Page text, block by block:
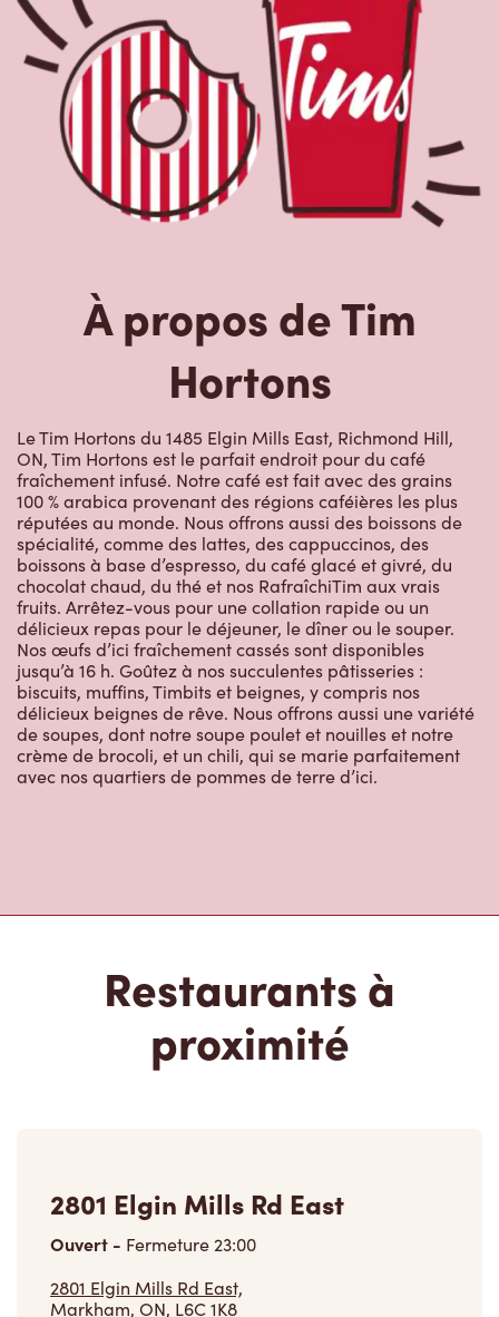
À propos de Tim
Hortons
Le Tim Hortons du 1485 Elgin Mills East, Richmond Hill,
ON, Tim Hortons est le parfait endroit pour du café
fraîchement infusé. Notre café est fait avec des grains
100 % arabica provenant des régions caféières les plus
réputées au monde. Nous offrons aussi des boissons de
spécialité, comme des lattes, des cappuccinos, des
boissons à base d’espresso, du café glacé et givré, du
chocolat chaud, du thé et nos RafraîchiTim aux vrais
fruits. Arrêtez-vous pour une collation rapide ou un
délicieux repas pour le déjeuner, le dîner ou le souper.
Nos œufs d’ici fraîchement cassés sont disponibles
jusqu’à 16 h. Goûtez à nos succulentes pâtisseries :
biscuits, muffins, Timbits et beignes, y compris nos
délicieux beignes de rêve. Nous offrons aussi une variété
de soupes, dont notre soupe poulet et nouilles et notre
crème de brocoli, et un chili, qui se marie parfaitement
avec nos quartiers de pommes de terre d’ici.
Restaurants à
proximité
2801 Elgin Mills Rd East
Ouvert - Fermeture23:00
2801 Elgin Mills Rd East,
Markham, ON, L6C 1K8